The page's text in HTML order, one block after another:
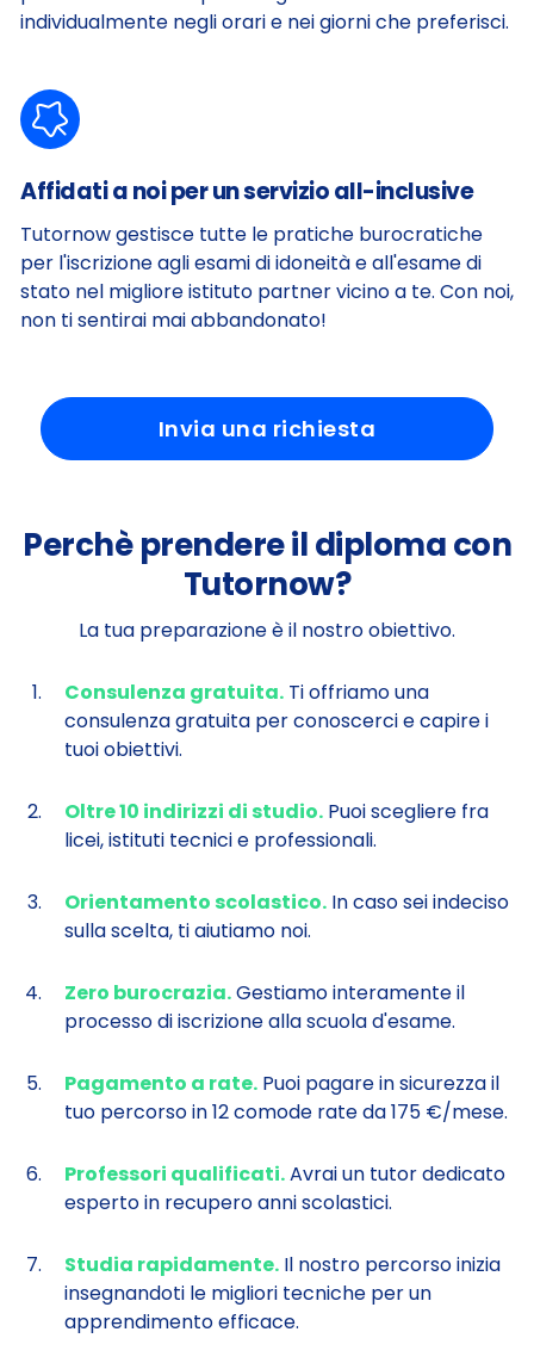
individualmente negli orari e nei giorni che preferisci.
Affidati a noi per un servizio all-inclusive
Tutornow gestisce tutte le pratiche burocratiche
per l'iscrizione agli esami di idoneità e all'esame di
stato nel migliore istituto partner vicino a te. Con noi,
non ti sentirai mai abbandonato!
Invia una richiesta
Perchè prendere il diploma con
Tutornow?
La tua preparazione è il nostro obiettivo.
Consulenza gratuita. Ti offriamo una
consulenza gratuita per conoscerci e capire i
tuoi obiettivi.
Oltre 10 indirizzi di studio. Puoi scegliere fra
licei, istituti tecnici e professionali.
Orientamento scolastico. In caso sei indeciso
sulla scelta, ti aiutiamo noi.
Zero burocrazia.Gestiamo interamente il
processo di iscrizione alla scuola d'esame.
Pagamento a rate. Puoi pagare in sicurezza il
tuo percorso in 12 comode rate da 175 €/mese.
Professori qualificati.Avrai un tutor dedicato
esperto in recupero anni scolastici.
Studia rapidamente. Il nostro percorso inizia
insegnandoti le migliori tecniche per un
apprendimento efficace.